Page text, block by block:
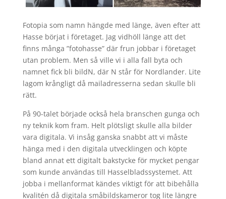
Fotopia som namn hängde med länge, även efter att
Hasse börjat i företaget. Jag vidhöll länge att det
finns många ”fotohasse” där frun jobbar i företaget
utan problem. Men så ville vi i alla fall byta och
namnet fick bli bildN, där N står för Nordlander. Lite
lagom krångligt då mailadresserna sedan skulle bli
rätt.
På 90-talet började också hela branschen gunga och
ny teknik kom fram. Helt plötsligt skulle alla bilder
vara digitala. Vi insåg ganska snabbt att vi måste
hänga med i den digitala utvecklingen och köpte
bland annat ett digitalt bakstycke för mycket pengar
som kunde användas till Hasselbladssystemet. Att
jobba i mellanformat kändes viktigt för att bibehålla
kvalitén då digitala småbildskameror tog lite längre